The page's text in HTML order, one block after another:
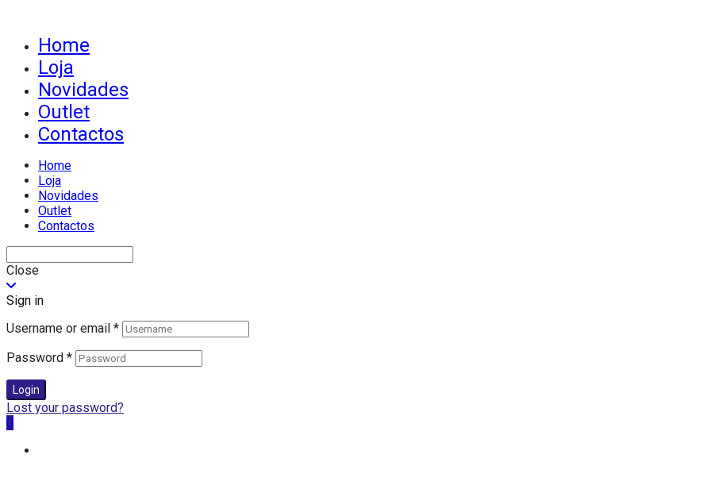
Home
Loja
Novidades
Outlet
Contactos
Home
Loja
Novidades
Outlet
Contactos
Close
Sign in
Username or email *
Password *
Login
Lost your password?
0